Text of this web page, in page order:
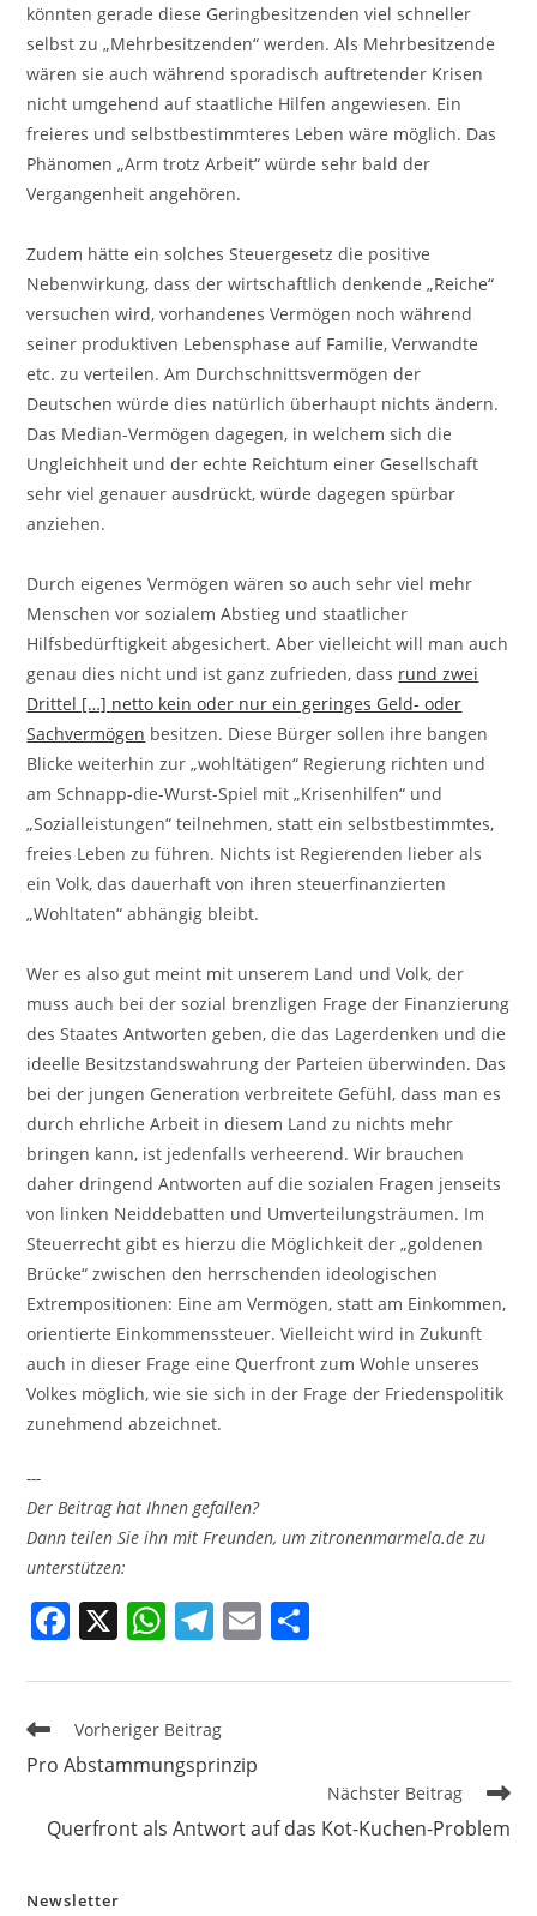
könnten gerade diese Geringbesitzenden viel schneller
selbst zu „Mehrbesitzenden“ werden. Als Mehrbesitzende
wären sie auch während sporadisch auftretender Krisen
nicht umgehend auf staatliche Hilfen angewiesen. Ein
freieres und selbstbestimmteres Leben wäre möglich. Das
Phänomen „Arm trotz Arbeit“ würde sehr bald der
Vergangenheit angehören.
Zudem hätte ein solches Steuergesetz die positive
Nebenwirkung, dass der wirtschaftlich denkende „Reiche“
versuchen wird, vorhandenes Vermögen noch während
seiner produktiven Lebensphase auf Familie, Verwandte
etc. zu verteilen. Am Durchschnittsvermögen der
Deutschen würde dies natürlich überhaupt nichts ändern.
Das Median-Vermögen dagegen, in welchem sich die
Ungleichheit und der echte Reichtum einer Gesellschaft
sehr viel genauer ausdrückt, würde dagegen spürbar
anziehen.
Durch eigenes Vermögen wären so auch sehr viel mehr
Menschen vor sozialem Abstieg und staatlicher
Hilfsbedürftigkeit abgesichert. Aber vielleicht will man auch
genau dies nicht und ist ganz zufrieden, dass rund zwei
Drittel […] netto kein oder nur ein geringes Geld- oder
Sachvermögen besitzen. Diese Bürger sollen ihre bangen
Blicke weiterhin zur „wohltätigen“ Regierung richten und
am Schnapp-die-Wurst-Spiel mit „Krisenhilfen“ und
„Sozialleistungen“ teilnehmen, statt ein selbstbestimmtes,
freies Leben zu führen. Nichts ist Regierenden lieber als
ein Volk, das dauerhaft von ihren steuerfinanzierten
„Wohltaten“ abhängig bleibt.
Wer es also gut meint mit unserem Land und Volk, der
muss auch bei der sozial brenzligen Frage der Finanzierung
des Staates Antworten geben, die das Lagerdenken und die
ideelle Besitzstandswahrung der Parteien überwinden. Das
bei der jungen Generation verbreitete Gefühl, dass man es
durch ehrliche Arbeit in diesem Land zu nichts mehr
bringen kann, ist jedenfalls verheerend. Wir brauchen
daher dringend Antworten auf die sozialen Fragen jenseits
von linken Neiddebatten und Umverteilungsträumen. Im
Steuerrecht gibt es hierzu die Möglichkeit der „goldenen
Brücke“ zwischen den herrschenden ideologischen
Extrempositionen: Eine am Vermögen, statt am Einkommen,
orientierte Einkommenssteuer. Vielleicht wird in Zukunft
auch in dieser Frage eine Querfront zum Wohle unseres
Volkes möglich, wie sie sich in der Frage der Friedenspolitik
zunehmend abzeichnet.
---
Der Beitrag hat Ihnen gefallen?
Dann teilen Sie ihn mit Freunden, um zitronenmarmela.de zu
unterstützen:
F
c
e
b
o
o
k
X W
at
s
A
p
p
T
e
gr
a
m
E
ai le
Weitere
Artikel
ansehen
Vorheriger Beitrag
Pro Abstammungsprinzip
Nächster Beitrag
Querfront als Antwort auf das Kot-Kuchen-Problem
Newsletter